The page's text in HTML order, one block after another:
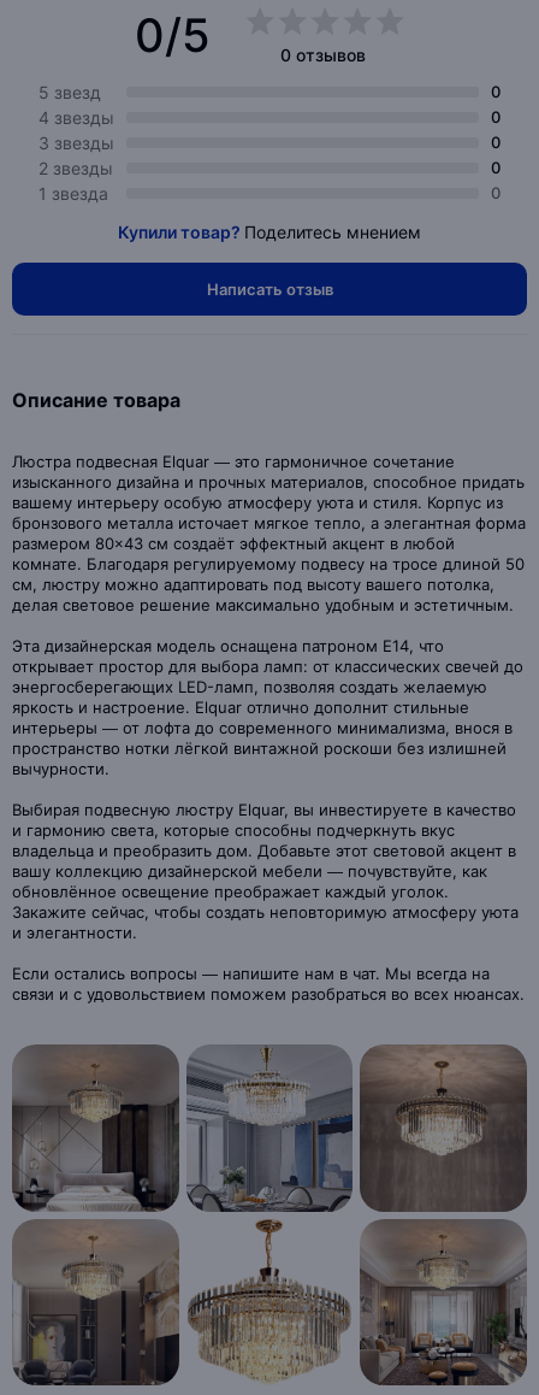
0/5
0 отзывов
5 звезд
0
4 звезды 0
3 звезды 0
2 звезды 0
1 звезда 0
Купили товар? Поделитесь мнением
Написать отзыв
Описание товара
Люстра подвесная Elquar — это гармоничное сочетание
изысканного дизайна и прочных материалов, способное придать
вашему интерьеру особую атмосферу уюта и стиля. Корпус из
бронзового металла источает мягкое тепло, а элегантная форма
размером 80×43 см создаёт эффектный акцент в любой
комнате. Благодаря регулируемому подвесу на тросе длиной 50
см, люстру можно адаптировать под высоту вашего потолка,
делая световое решение максимально удобным и эстетичным.
Эта дизайнерская модель оснащена патроном Е14, что
открывает простор для выбора ламп: от классических свечей до
энергосберегающих LED-ламп, позволяя создать желаемую
яркость и настроение. Elquar отлично дополнит стильные
интерьеры — от лофта до современного минимализма, внося в
пространство нотки лёгкой винтажной роскоши без излишней
вычурности.
Выбирая подвесную люстру Elquar, вы инвестируете в качество
и гармонию света, которые способны подчеркнуть вкус
владельца и преобразить дом. Добавьте этот световой акцент в
вашу коллекцию дизайнерской мебели — почувствуйте, как
обновлённое освещение преображает каждый уголок.
Закажите сейчас, чтобы создать неповторимую атмосферу уюта
и элегантности.
Если остались вопросы — напишите нам в чат. Мы всегда на
связи и с удовольствием поможем разобраться во всех нюансах.